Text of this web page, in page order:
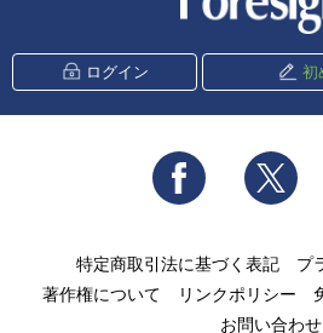
ログイン 初
Facebook
特定商取引法に基づく表記
プ
著作権について
リンクポリシー
お問い合わせ